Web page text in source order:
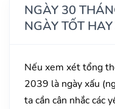
NGÀY 30
NGÀY TỐT
Nếu xem xét tổng
2039 là ngày xấu
ta cần cân nhắc các